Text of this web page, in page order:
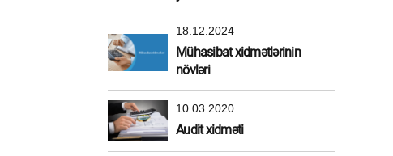
18.12.2024
Mühasibat xidmətlərinin
növləri
10.03.2020
Audit xidməti